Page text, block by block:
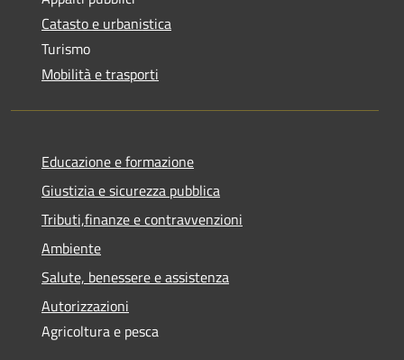
Catasto e urbanistica
Turismo
Mobilità e trasporti
Educazione e formazione
Giustizia e sicurezza pubblica
Tributi,finanze e contravvenzioni
Ambiente
Salute, benessere e assistenza
Autorizzazioni
Agricoltura e pesca